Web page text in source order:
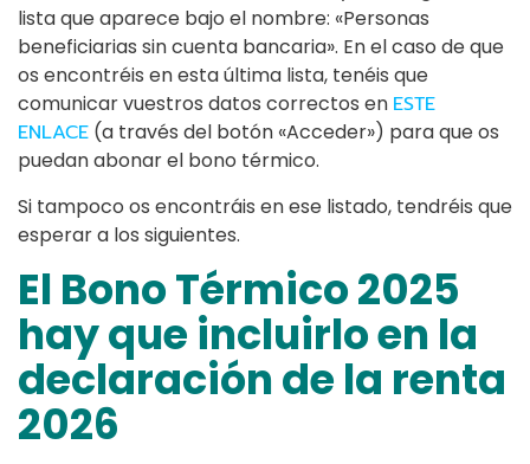
lista que aparece bajo el nombre: «Personas
beneficiarias sin cuenta bancaria». En el caso de que
os encontréis en esta última lista, tenéis que
comunicar vuestros datos correctos en ESTE
ENLACE (a través del botón «Acceder») para que os
puedan abonar el bono térmico.
Si tampoco os encontráis en ese listado, tendréis que
esperar a los siguientes.
El Bono Térmico 2025
hay que incluirlo en la
declaración de la renta
2026